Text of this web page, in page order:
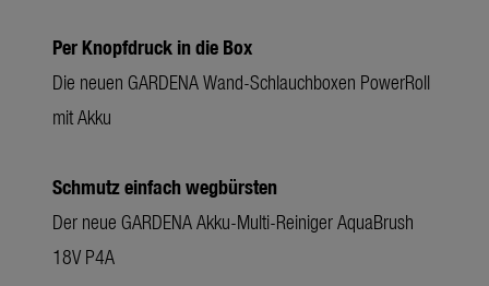
Per Knopfdruck in die Box
Die neuen GARDENA Wand-Schlauchboxen PowerRoll
mit Akku
Schmutz einfach wegbürsten
Der neue GARDENA Akku-Multi-Reiniger AquaBrush
18V P4A